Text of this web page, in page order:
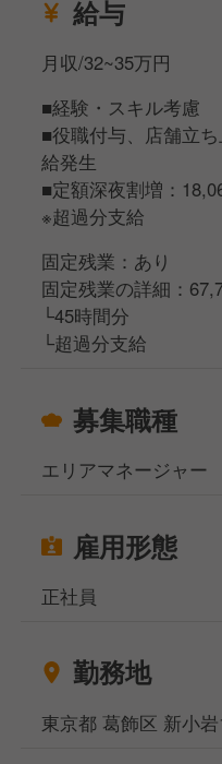
給与
月収/32~35万円
■経験・スキル考慮
■役職付与、店舗立
給発生
■定額深夜割増：
※超過分支給
固定残業：あり
固定残業の詳細：
└45時間分
└超過分支給
募集職種
エリアマネージャー
雇用形態
正社員
勤務地
東京都 葛飾区 新小